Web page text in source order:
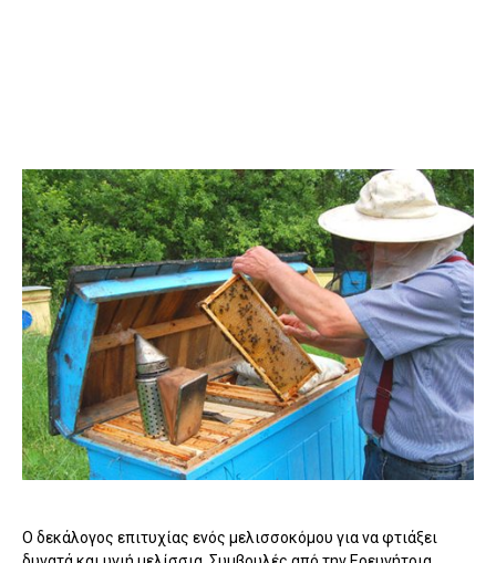
Ο δεκάλογος επιτυχίας ενός μελισσοκόμου για να φτιάξει